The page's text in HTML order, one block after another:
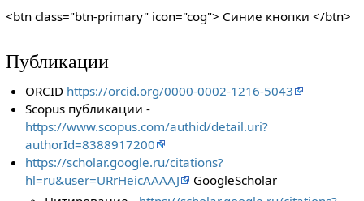
<btn class="btn-primary" icon="cog"> Синие кнопки </btn>
Публикации
ORCID https://orcid.org/0000-0002-1216-5043
Scopus публикации -
https://www.scopus.com/authid/detail.uri?
authorId=8388917200
https://scholar.google.ru/citations?
hl=ru&user=URrHeicAAAAJ
GoogleScholar